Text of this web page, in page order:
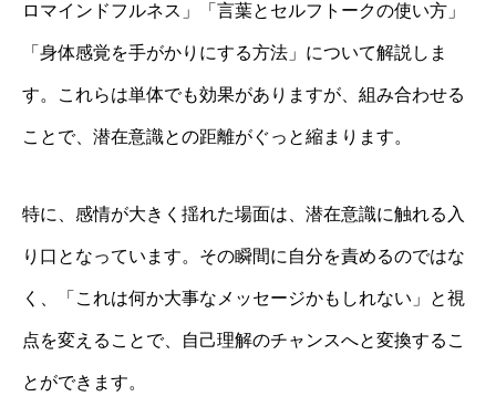
ロマインドフルネス」「言葉とセルフトークの使い方」
「身体感覚を手がかりにする方法」について解説しま
す。これらは単体でも効果がありますが、組み合わせる
ことで、潜在意識との距離がぐっと縮まります。
特に、感情が大きく揺れた場面は、潜在意識に触れる入
り口となっています。その瞬間に自分を責めるのではな
く、「これは何か大事なメッセージかもしれない」と視
点を変えることで、自己理解のチャンスへと変換するこ
とができます。